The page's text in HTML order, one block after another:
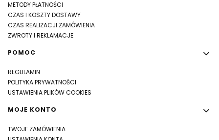
METODY PŁATNOŚCI
CZAS I KOSZTY DOSTAWY
CZAS REALIZACJI ZAMÓWIENIA
ZWROTY I REKLAMACJE
POMOC
REGULAMIN
POLITYKA PRYWATNOŚCI
USTAWIENIA PLIKÓW COOKIES
MOJE KONTO
TWOJE ZAMÓWIENIA